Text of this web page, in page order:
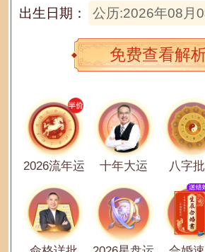
出生日期：
公历:2026年08月
免费查看解
2026流年运 十年大运 八字